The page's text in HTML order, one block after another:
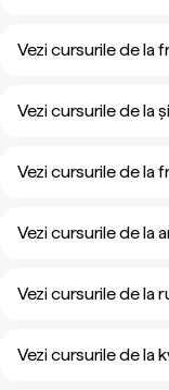
Vezi cursurile de la
Vezi cursurile de la
Vezi cursurile de la
Vezi cursurile de la
Vezi cursurile de la
Vezi cursurile de la